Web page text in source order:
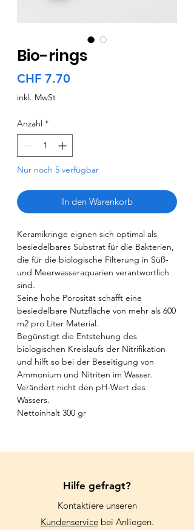
Bio-rings
CHF 7.70
inkl. MwSt
Anzahl *
Nur noch 5 verfügbar
In den Warenkorb
Keramikringe eignen sich optimal als
besiedelbares Substrat für die Bakterien,
die für die biologische Filterung in Süß-
und Meerwasseraquarien verantwortlich
sind.
Seine hohe Porosität schafft eine
besiedelbare Nutzfläche von mehr als 600
m2 pro Liter Material.
Begünstigt die Entstehung des
biologischen Kreislaufs der Nitrifikation
und hilft so bei der Beseitigung von
Ammonium und Nitriten im Wasser.
Verändert nicht den pH-Wert des
Wassers.
Nettoinhalt 300 gr
Hilfe gefragt?
Kontaktiere unseren
Kundenservicebei Anliegen.